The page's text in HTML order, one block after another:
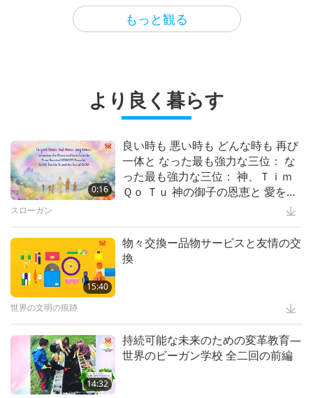
16:03
15:39
全ての母たちを称えよう今日そして
毎日
キッズワンダーランド
15:04
Dr. Albert Einstein (vegetarian):
Nobel Laureate and Scientist
成功者たち
17:28
His Excellency George
Washington: Father of His
｢愛こそ唯一の解決策｣
1:39
ＳＭセレスチャルクローズ ビーガ
ンスローガン： 天国への道シリー
ズ
スプリームマスター チンハイ:デザイン＆芸術
1:46
スプリームマスター チンハイ:デザイン＆芸術
14:41
植物性食品の先駆者たち：愛家康養
と莱明富 全三回の一回
ビーガニズム：高潔の生き方
11:45
ビーガンになるー真の修行者になる
前編
ビーガンと宗教
20:27
スプリームマスターチンハイの全宗
フライインニュース
6:41
と肉食について釈迦の首楞厳経から
の抜粋を読む
ビーガンになろう
もっと観る
真実の物語 シリーズ第２回
科学と霊性
て動物の民由来の製品を 食べたり
使うのをやめること 純粋でビーガ
ンの 植物性の食べ物で 自分を祝福
ビーガンになろう
メタンと二酸化炭素数字をよく見る
気候変動
コロナは誰にでも重大な 結果をも
より良く暮らす
0:16
良い時も 悪い時も どんな時も 再び
一体と なった最も強力な三位： な
った最も強力な三位： 神、Ｔｉｍ
Ｑｏ Ｔｕ 神の御子の恩恵と 愛を思
スローガン
15:40
物々交換ー品物サービスと友情の交
換
世界の文明の痕跡
14:32
持続可能な未来のための変革教育―
世界のビーガン学校 全二回の前編